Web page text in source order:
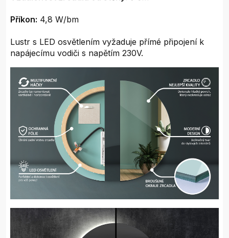
Příkon: 4,8 W/bm
Lustr s LED osvětlením vyžaduje přímé připojení k
napájecímu vodiči s napětím 230V.